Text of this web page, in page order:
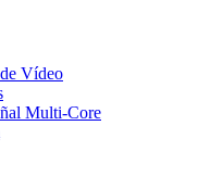
Vídeo
Multi-Core